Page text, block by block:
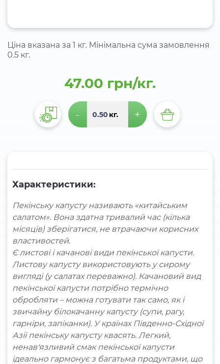
Ціна вказана за 1 кг. Мінімальна сума замовлення
0.5 кг.
47.00 грн/кг.
- кг. +
Характеристики:
Пекінську капусту називають «китайським
салатом». Вона здатна тривалий час (кілька
місяців) зберігатися, не втрачаючи корисних
властивостей.
Є листові і качанові види пекінської капусти.
Листову капусту використовують у сирому
вигляді (у салатах переважно). Качановий вид
пекінської капусти потрібно термічно
обробляти – можна готувати так само, як і
звичайну білокачанну капусту (супи, рагу,
гарніри, запіканки). У країнах Південно-Східної
Азії пекінську капусту квасять. Легкий,
ненав'язливий смак пекінської капусти
ідеально гармонує з багатьма продуктами, що